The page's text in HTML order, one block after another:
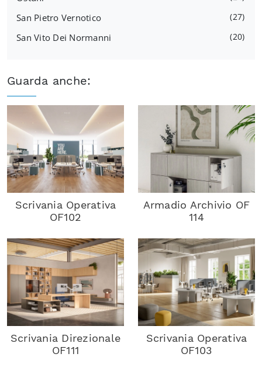
San Pietro Vernotico 27
San Vito Dei Normanni 20
Guarda anche:
Scrivania Operativa
OF102
Armadio Archivio OF
114
Scrivania Direzionale
OF111
Scrivania Operativa
OF103